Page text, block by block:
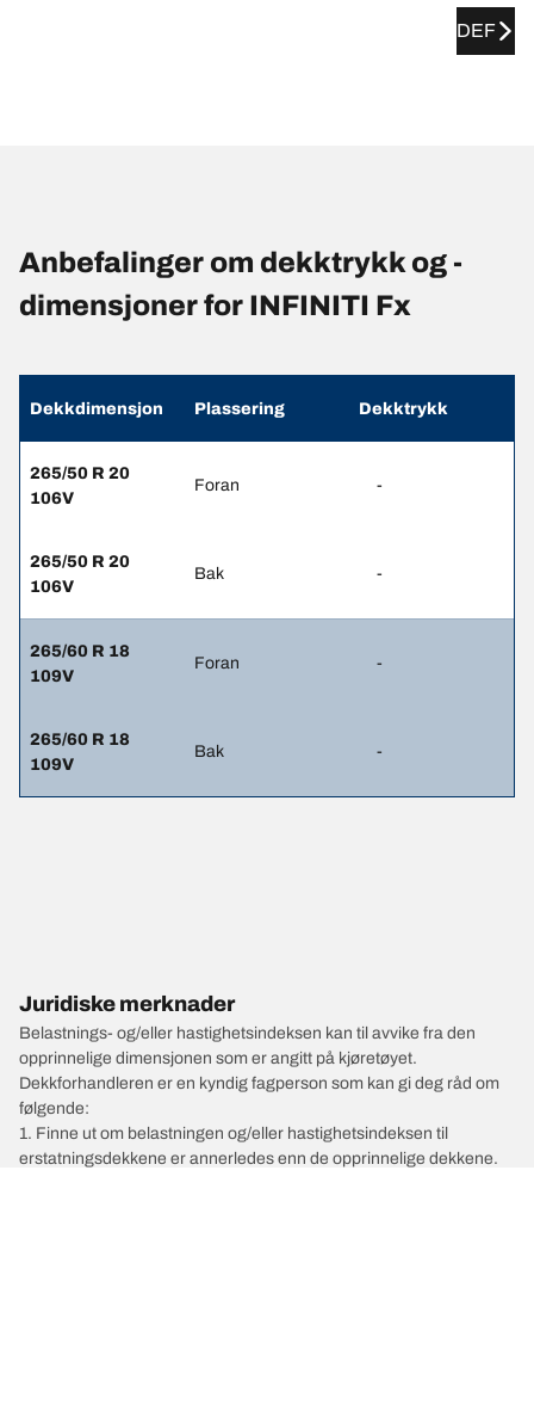
DEF
Anbefalinger om dekktrykk og -
dimensjoner for INFINITI Fx
Dekkdimensjon Plassering Dekktrykk
265/50 R 20
106V
Foran -
265/50 R 20
106V
Bak -
265/60 R 18
109V
Foran -
265/60 R 18
109V
Bak -
Juridiske merknader
Belastnings- og/eller hastighetsindeksen kan til avvike fra den
opprinnelige dimensjonen som er angitt på kjøretøyet.
Dekkforhandleren er en kyndig fagperson som kan gi deg råd om
følgende:
1. Finne ut om belastningen og/eller hastighetsindeksen til
erstatningsdekkene er annerledes enn de opprinnelige dekkene.